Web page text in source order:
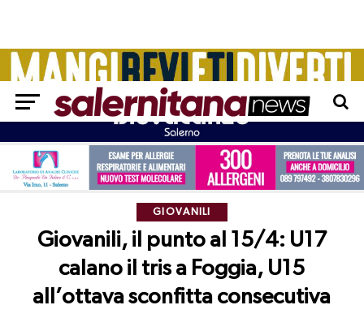
GIOVANILI
Giovanili, il punto al 15/4: U17
calano il tris a Foggia, U15
all’ottava sconfitta consecutiva